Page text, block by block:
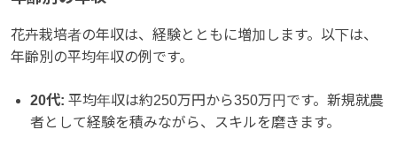
花卉栽培者の年収は、経験とともに増加します。以下は、
年齢別の平均年収の例です。
20代: 平均年収は約250万円から350万円です。新規就農
者として経験を積みながら、スキルを磨きます。